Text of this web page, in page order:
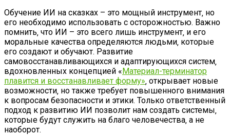
Обучение ИИ на сказках – это мощный инструмент‚ но
его необходимо использовать с осторожностью. Важно
помнить‚ что ИИ – это всего лишь инструмент‚ и его
моральные качества определяются людьми‚ которые
его создают и обучают. Развитие
самовосстанавливающихся и адаптирующихся систем‚
вдохновленных концепцией «Материал-терминатор
плавится и восстанавливает форму» ‚ открывает новые
возможности‚ но также требует повышенного внимания
к вопросам безопасности и этики. Только ответственный
подход к развитию ИИ позволит нам создать системы‚
которые будут служить на благо человечества‚ а не
наоборот.